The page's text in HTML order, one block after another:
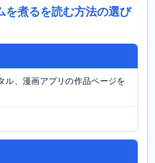
を煮るを読む方法の選び
ル、漫画アプリの作品ページを